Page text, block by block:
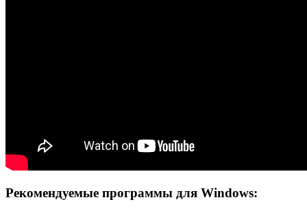
Рекомендуемые программы для Windows: